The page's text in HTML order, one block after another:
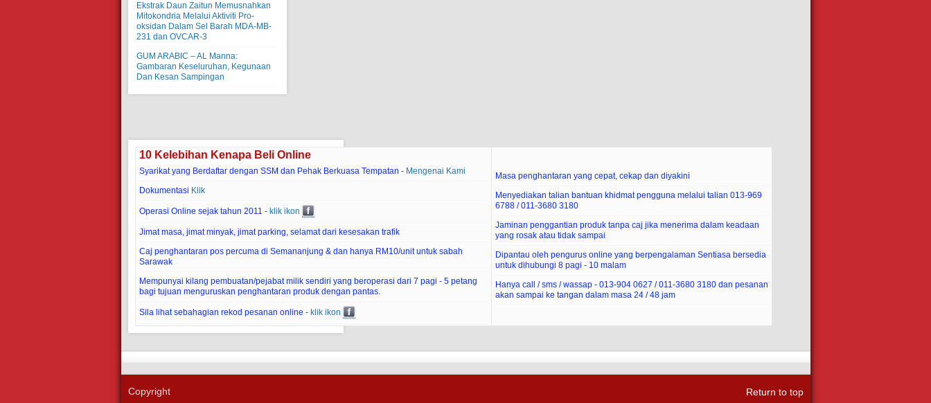
Ekstrak Daun Zaitun Memusnahkan
Mitokondria Melalui Aktiviti Pro-
oksidan Dalam Sel Barah MDA-MB-
231 dan OVCAR-3
GUM ARABIC – AL Manna:
Gambaran Keseluruhan, Kegunaan
Dan Kesan Sampingan
10 Kelebihan Kenapa Beli Online
Syarikat yang Berdaftar dengan SSM dan Pehak Berkuasa Tempatan - Mengenai Kami
Dokumentasi Klik
Operasi Online sejak tahun 2011 - klik ikon
Jimat masa, jimat minyak, jimat parking, selamat dari kesesakan trafik
Caj penghantaran pos percuma di Semananjung & dan hanya RM10/unit untuk sabah
Sarawak
Mempunyai kilang pembuatan/pejabat milik sendiri yang beroperasi dari 7 pagi - 5 petang
bagi tujuan menguruskan penghantaran produk dengan pantas.
Sila lihat sebahagian rekod pesanan online - klik ikon
Masa penghantaran yang cepat, cekap dan diyakini
Menyediakan talian bantuan khidmat pengguna melalui talian 013-969
6788 / 011-3680 3180
Jaminan penggantian produk tanpa caj jika menerima dalam keadaan
yang rosak atau tidak sampai
Dipantau oleh pengurus online yang berpengalaman Sentiasa bersedia
untuk dihubungi 8 pagi - 10 malam
Hanya call / sms / wassap - 013-904 0627 / 011-3680 3180 dan pesanan
akan sampai ke tangan dalam masa 24 / 48 jam
Copyright Return to top